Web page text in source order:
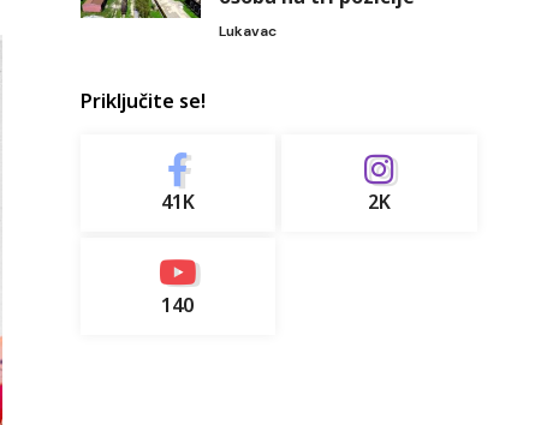
Lukavac
Priključite se!
41K 2K
140